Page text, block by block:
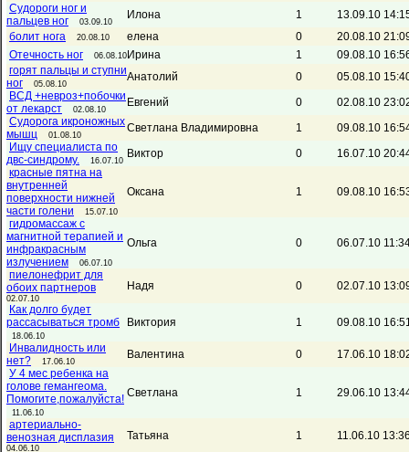
Судороги ног и
пальцев ног
03.09.10
Илона 1
13.09.10
болит нога
20.08.10 елена 0
20.08.10
Отечность ног
06.08.10 Ирина 1
09.08.10
горят пальцы и ступни
ног
05.08.10
Анатолий 0
05.08.10
ВСД +невроз+побочки
от лекарст
02.08.10
Евгений 0
02.08.10
Судорога икроножных
мышц
01.08.10
Светлана Владимировна 1
09.08.10
Ищу специалиста по
двс-синдрому.
16.07.10
Виктор 0
16.07.10
красные пятна на
внутренней
поверхности нижней
части голени
15.07.10
Оксана 1 09.08.10
гидромассаж с
магнитной терапией и
инфракрасным
излучением
06.07.10
Ольга 0 06.07.10
пиелонефрит для
обоих партнеров
02.07.10
Надя 0
02.07.10
Как долго будет
рассасываться тромб
18.06.10
Виктория 1
09.08.10
Инвалидность или
нет?
17.06.10
Валентина 0
17.06.10
У 4 мес ребенка на
голове гемангеома.
Помогите,пожалуйста!
11.06.10
Светлана 1 29.06.10
артериально-
венозная дисплазия
04.06.10
Татьяна 1 11.06.10